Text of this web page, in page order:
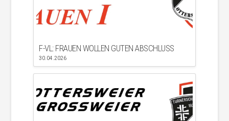
F-VL: FRAUEN WOLLEN GUTEN ABSCHLUSS
30.04.2026